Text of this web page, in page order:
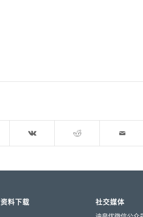
资料下载 社交媒体